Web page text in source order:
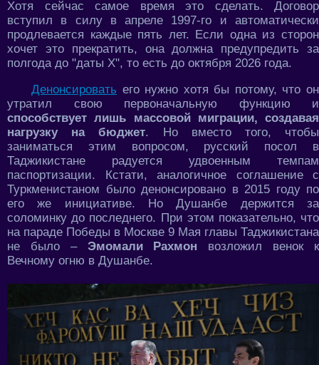
Хотя сейчас самое время это сделать. Договор
вступил в силу в апреле 1997-го и автоматически
продлевается каждые пять лет. Если одна из сторон
хочет это прекратить, она должна предупредить за
полгода до "даты Х", то есть до октября 2026 года.
Денонсировать его нужно хотя бы потому, что он
утратил свою первоначальную функцию и
способствует лишь массовой миграции, создавая
нагрузку на бюджет. Но вместо того, чтобы
заниматься этим вопросом, русский посол в
Таджикистане радуется удвоенным темпам
паспортизации. Кстати, аналогичное соглашение с
Туркменистаном было денонсировано в 2015 году по
его же инициативе. Но Душанбе держится за
соломинку до последнего. При этом показательно, что
на параде Победы в Москве 9 Мая главы Таджикистана
не было – Эмомали Рахмон возложил венок к
Вечному огню в Душанбе.